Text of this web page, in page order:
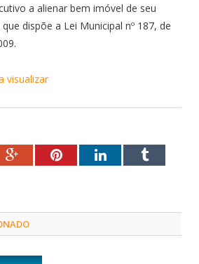
a alienar bem imóvel de seu
dispõe a Lei Municipal nº 187, de
visualizar
Google+PinterestLinkedInTumblr